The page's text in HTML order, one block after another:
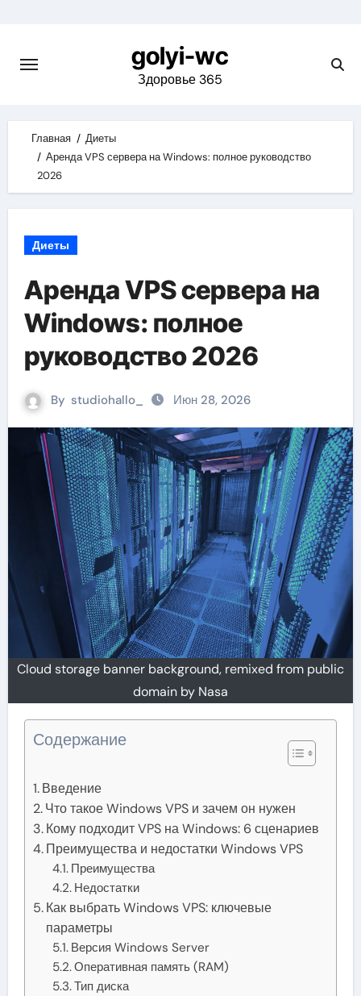
content
golyi-wc
Здоровье 365
Главная
Диеты
Аренда VPS сервера на Windows: полное руководство
2026
Диеты
Аренда VPS сервера на
Windows: полное
руководство 2026
By studiohallo_ Июн 28, 2026
Cloud storage banner background, remixed from public
domain by Nasa
Содержание
Введение
Что такое Windows VPS и зачем он нужен
Кому подходит VPS на Windows: 6 сценариев
Преимущества и недостатки Windows VPS
Преимущества
Недостатки
Как выбрать Windows VPS: ключевые
параметры
Версия Windows Server
Оперативная память (RAM)
Тип диска